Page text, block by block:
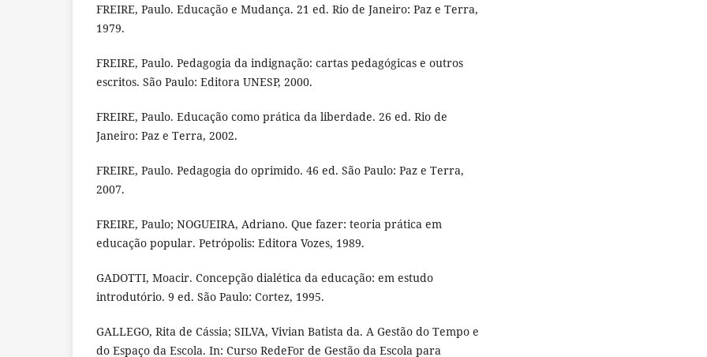
FREIRE, Paulo. Educação e Mudança. 21 ed. Rio de Janeiro: Paz e Terra,
1979.
FREIRE, Paulo. Pedagogia da indignação: cartas pedagógicas e outros
escritos. São Paulo: Editora UNESP, 2000.
FREIRE, Paulo. Educação como prática da liberdade. 26 ed. Rio de
Janeiro: Paz e Terra, 2002.
FREIRE, Paulo. Pedagogia do oprimido. 46 ed. São Paulo: Paz e Terra,
2007.
FREIRE, Paulo; NOGUEIRA, Adriano. Que fazer: teoria prática em
educação popular. Petrópolis: Editora Vozes, 1989.
GADOTTI, Moacir. Concepção dialética da educação: em estudo
introdutório. 9 ed. São Paulo: Cortez, 1995.
GALLEGO, Rita de Cássia; SILVA, Vivian Batista da. A Gestão do Tempo e
do Espaço da Escola. In: Curso RedeFor de Gestão da Escola para